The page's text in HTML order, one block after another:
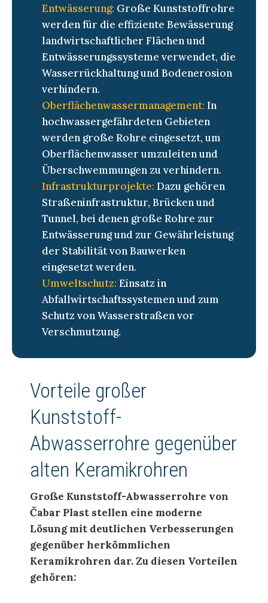
Entwässerung: Große Kunststoffrohre
werden für die effiziente Bewässerung
landwirtschaftlicher Flächen und
Entwässerungssysteme verwendet, die
Wasserrückhaltung und Bodenerosion
verhindern.
Oberflächenwassermanagement: In
hochwassergefährdeten Gebieten
werden große Rohre eingesetzt, um
Oberflächenwasser umzuleiten und
Überschwemmungen zu verhindern.
Infrastrukturprojekte: Dazu gehören
Straßeninfrastruktur, Brücken und
Tunnel, bei denen große Rohre zur
Entwässerung und zur Gewährleistung
der Stabilität von Bauwerken
eingesetzt werden.
Umweltschutz: Einsatz in
Abfallwirtschaftssystemen und zum
Schutz von Wasserstraßen vor
Verschmutzung.
Vorteile großer
Kunststoff-
Abwasserrohre gegenüber
alten Keramikrohren
Große Kunststoff-Abwasserrohre von
Čabar Plast stellen eine moderne
Lösung mit deutlichen Verbesserungen
gegenüber herkömmlichen
Keramikrohren dar. Zu diesen Vorteilen
gehören: